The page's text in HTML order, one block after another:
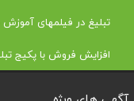
تبلیغ در فیلمهای
افزایش فروش با پکیج